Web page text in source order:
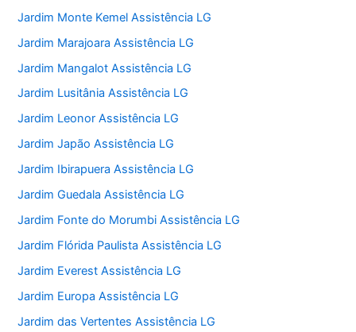
Jardim Monte Kemel Assistência LG
Jardim Marajoara Assistência LG
Jardim Mangalot Assistência LG
Jardim Lusitânia Assistência LG
Jardim Leonor Assistência LG
Jardim Japão Assistência LG
Jardim Ibirapuera Assistência LG
Jardim Guedala Assistência LG
Jardim Fonte do Morumbi Assistência LG
Jardim Flórida Paulista Assistência LG
Jardim Everest Assistência LG
Jardim Europa Assistência LG
Jardim das Vertentes Assistência LG